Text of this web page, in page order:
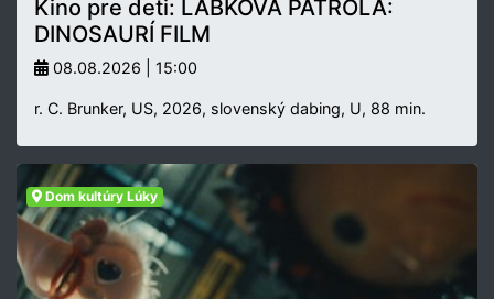
Kino pre deti: LABKOVÁ PATROLA:
DINOSAURÍ FILM
08.08.2026 | 15:00
r. C. Brunker, US, 2026, slovenský dabing, U, 88 min.
Dom kultúry Lúky